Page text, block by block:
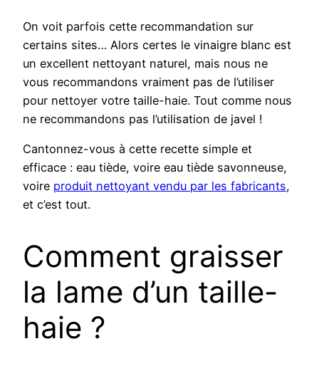
On voit parfois cette recommandation sur
certains sites… Alors certes le vinaigre blanc est
un excellent nettoyant naturel, mais nous ne
vous recommandons vraiment pas de l’utiliser
pour nettoyer votre taille-haie. Tout comme nous
ne recommandons pas l’utilisation de javel !
Cantonnez-vous à cette recette simple et
efficace : eau tiède, voire eau tiède savonneuse,
voire produit nettoyant vendu par les fabricants,
et c’est tout.
Comment graisser
la lame d’un taille-
haie ?